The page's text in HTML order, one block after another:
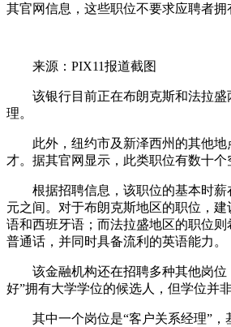
其官网信息，这些职位不要求应聘者拥
来源：PIX11报道截图
该银行目前正在布朗克斯和法拉盛
理。
此外，纽约市及新泽西州的其他地
才。据其官网显示，此类职位有数十个
根据招聘信息，该职位的基本时薪
元之间。对于布朗克斯地区的职位，
语和西班牙语；而法拉盛地区的职位
普通话，并同时具备流利的英语能力。
该金融机构还在招聘多种其他岗位
好”拥有大学学位的候选人，但学位并
其中一个岗位是“客户关系经理”，